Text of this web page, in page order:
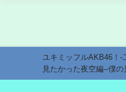
ユキミッフルAKB46！
見たかった夜空編--僕